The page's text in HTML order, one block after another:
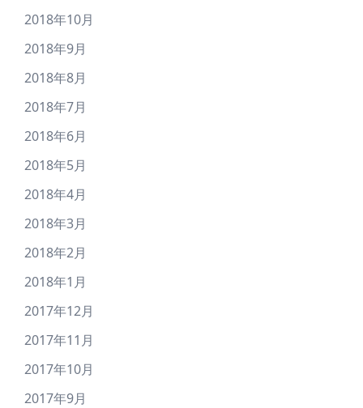
2018年10月
2018年9月
2018年8月
2018年7月
2018年6月
2018年5月
2018年4月
2018年3月
2018年2月
2018年1月
2017年12月
2017年11月
2017年10月
2017年9月